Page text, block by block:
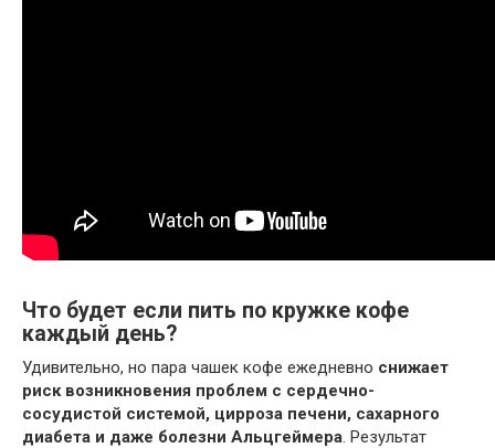
Что будет если пить по кружке кофе
каждый день?
Удивительно, но пара чашек кофе ежедневно снижает
риск возникновения проблем с сердечно-
сосудистой системой, цирроза печени, сахарного
диабета и даже болезни Альцгеймера . Результат